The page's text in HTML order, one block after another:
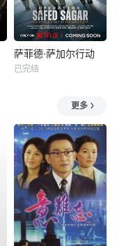
萨菲德·萨加尔行动
已完结
更多